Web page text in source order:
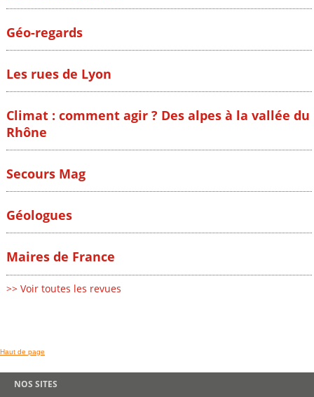
Géo-regards
Les rues de Lyon
Climat : comment agir ? Des alpes à la vallée du
Rhône
Secours Mag
Géologues
Maires de France
>> Voir toutes les revues
Haut de page
NOS SITES